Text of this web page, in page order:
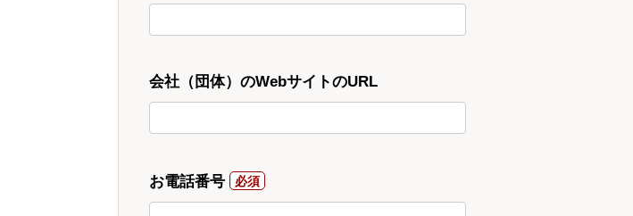
会社（団体）のWebサイトのURL
お電話番号